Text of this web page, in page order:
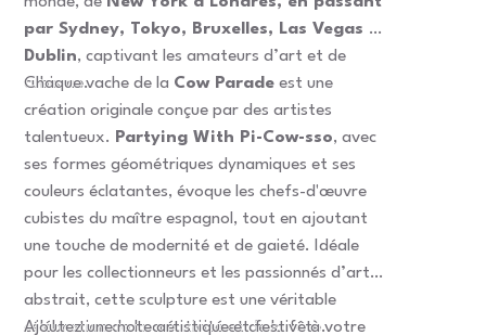
par Sydney, Tokyo, Bruxelles, Las Vegas et
Dublin, captivant les amateurs d’art et de
cubisme.
Chaque vache de la Cow Parade est une
création originale conçue par des artistes
talentueux. Partying With Pi-Cow-sso, avec
ses formes géométriques dynamiques et ses
couleurs éclatantes, évoque les chefs-d'œuvre
cubistes du maître espagnol, tout en ajoutant
une touche de modernité et de gaieté. Idéale
pour les collectionneurs et les passionnés d’art
abstrait, cette sculpture est une véritable
célébration de la créativité et de la fête.
Ajoutez une note artistique et festive à votre